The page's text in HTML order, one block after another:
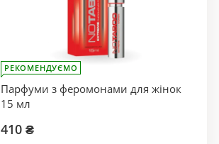
РЕКОМЕНДУЄМО
Парфуми з феромонами для жінок
15 мл
410 ₴